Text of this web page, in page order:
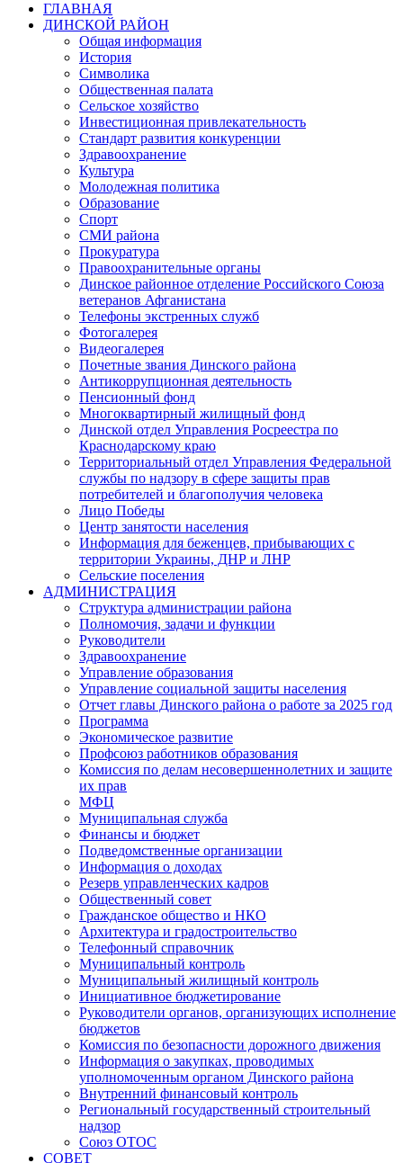
ГЛАВНАЯ
ДИНСКОЙ РАЙОН
Общая информация
История
Символика
Общественная палата
Сельское хозяйство
Инвестиционная привлекательность
Стандарт развития конкуренции
Здравоохранение
Культура
Молодежная политика
Образование
Спорт
СМИ района
Прокуратура
Правоохранительные органы
Динское районное отделение Российского Союза
ветеранов Афганистана
Телефоны экстренных служб
Фотогалерея
Видеогалерея
Почетные звания Динского района
Антикоррупционная деятельность
Пенсионный фонд
Многоквартирный жилищный фонд
Динской отдел Управления Росреестра по
Краснодарскому краю
Территориальный отдел Управления Федеральной
службы по надзору в сфере защиты прав
потребителей и благополучия человека
Лицо Победы
Центр занятости населения
Информация для беженцев, прибывающих с
территории Украины, ДНР и ЛНР
Сельские поселения
АДМИНИСТРАЦИЯ
Структура администрации района
Полномочия, задачи и функции
Руководители
Здравоохранение
Управление образования
Управление социальной защиты населения
Отчет главы Динского района о работе за 2025 год
Программа
Экономическое развитие
Профсоюз работников образования
Комиссия по делам несовершеннолетних и защите
их прав
МФЦ
Муниципальная служба
Финансы и бюджет
Подведомственные организации
Информация о доходах
Резерв управленческих кадров
Общественный совет
Гражданское общество и НКО
Архитектура и градостроительство
Телефонный справочник
Муниципальный контроль
Муниципальный жилищный контроль
Инициативное бюджетирование
Руководители органов, организующих исполнение
бюджетов
Комиссия по безопасности дорожного движения
Информация о закупках, проводимых
уполномоченным органом Динского района
Внутренний финансовый контроль
Региональный государственный строительный
надзор
Союз ОТОС
СОВЕТ